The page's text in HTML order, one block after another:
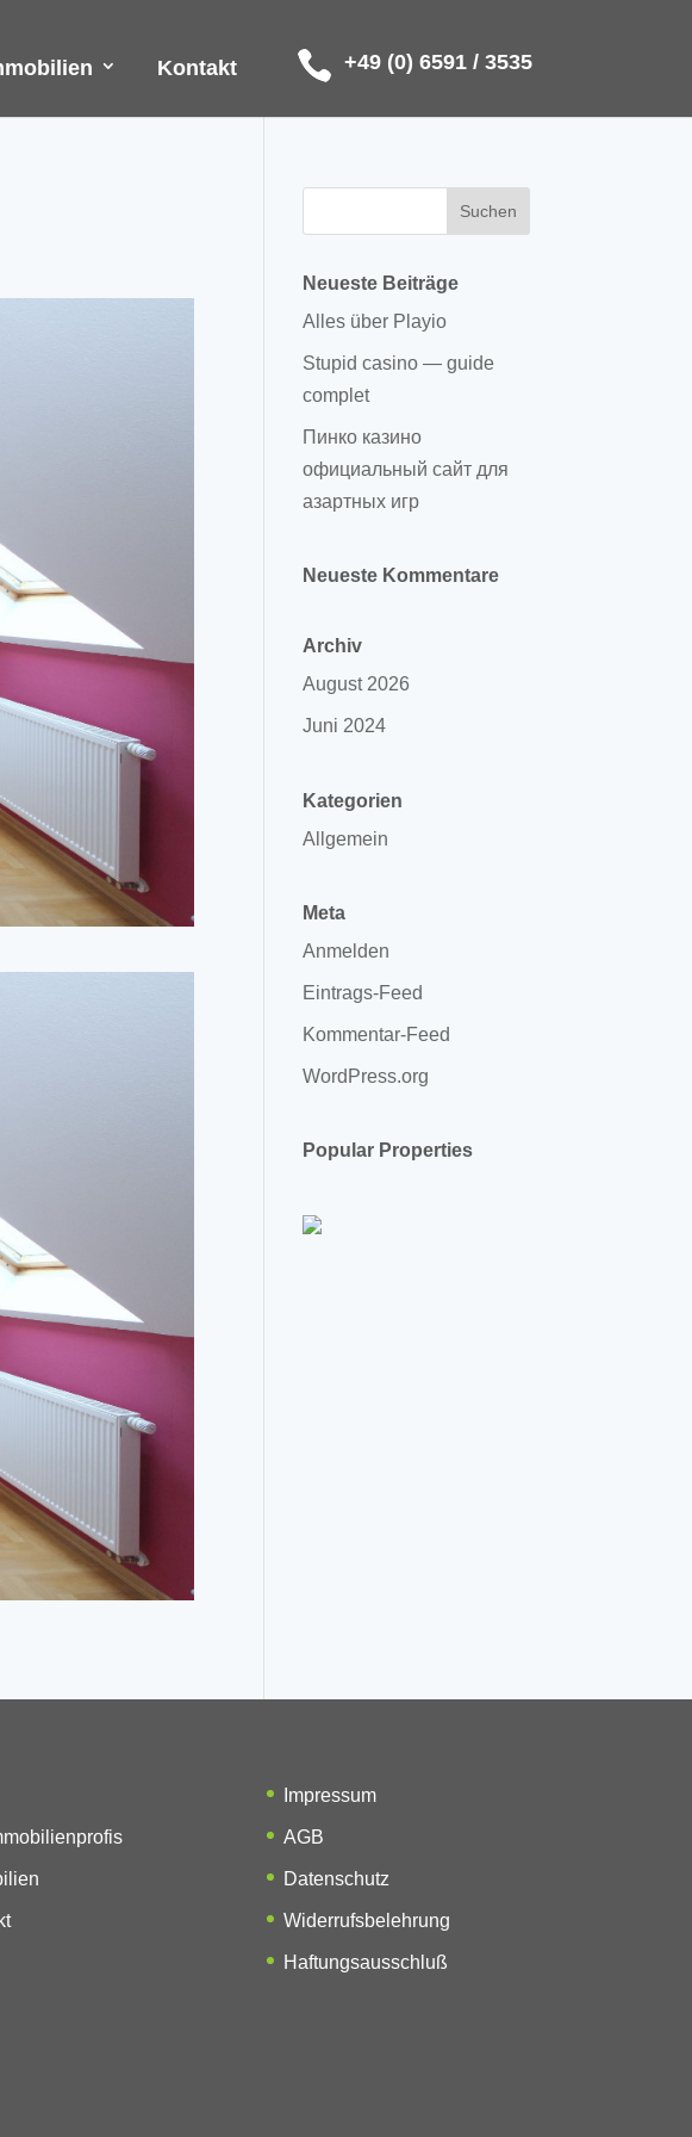
+49 (0) 6591 / 3535
Kontakt
Neueste Beiträge
Alles über Playio
Stupid casino — guide
complet
Пинко казино
официальный сайт для
азартных игр
Neueste Kommentare
Archiv
August 2026
Juni 2024
Kategorien
Allgemein
Meta
Anmelden
Eintrags-Feed
Kommentar-Feed
WordPress.org
Popular Properties
Impressum
AGB
Datenschutz
Widerrufsbelehrung
Haftungsausschluß